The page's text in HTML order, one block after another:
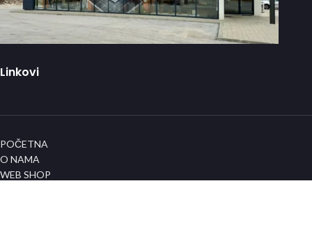
Linkovi
POČETNA
O NAMA
WEB SHOP